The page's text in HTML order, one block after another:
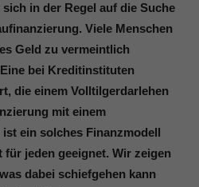
in der Regel auf die Suche
Viele Menschen
Geld zu vermeintlich
bei Kreditinstituten
die einem Volltilgerdarlehen
mit einem
ein solches Finanzmodell
jeden geeignet. Wir zeigen
dabei schiefgehen kann